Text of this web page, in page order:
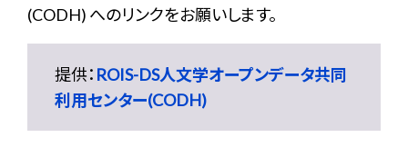
(CODH) へのリンクをお願いします。
提供： ROIS-DS人文学オープンデータ共同
利用センター(CODH)